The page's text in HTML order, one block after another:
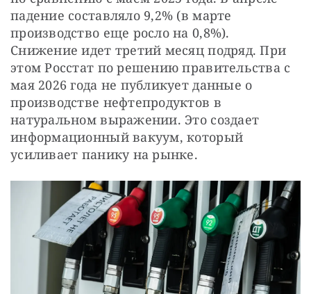
падение составляло 9,2% (в марте
производство еще росло на 0,8%).
Снижение идет третий месяц подряд. При
этом Росстат по решению правительства с
мая 2026 года не публикует данные о
производстве нефтепродуктов в
натуральном выражении. Это создает
информационный вакуум, который
усиливает панику на рынке.